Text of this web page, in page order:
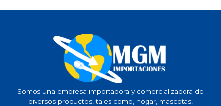
Somos una empresa importadora y comercializadora de
diversos productos, tales como, hogar, mascotas,